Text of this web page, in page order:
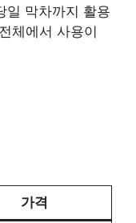
일 막차까지 활용
체에서 사용이
가격